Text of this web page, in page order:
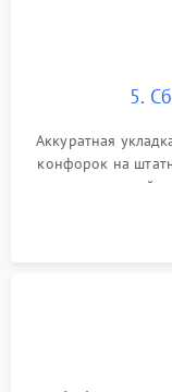
5.
Аккуратная
конфорок на
проверкой
термостойкого